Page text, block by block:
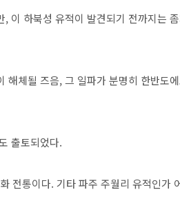
이 하북성 유적이 발견되기 전까지는
해체될 즈음, 그 일파가 분명히 한반도
출토되었다.
전통이다. 기타 파주 주월리 유적인가